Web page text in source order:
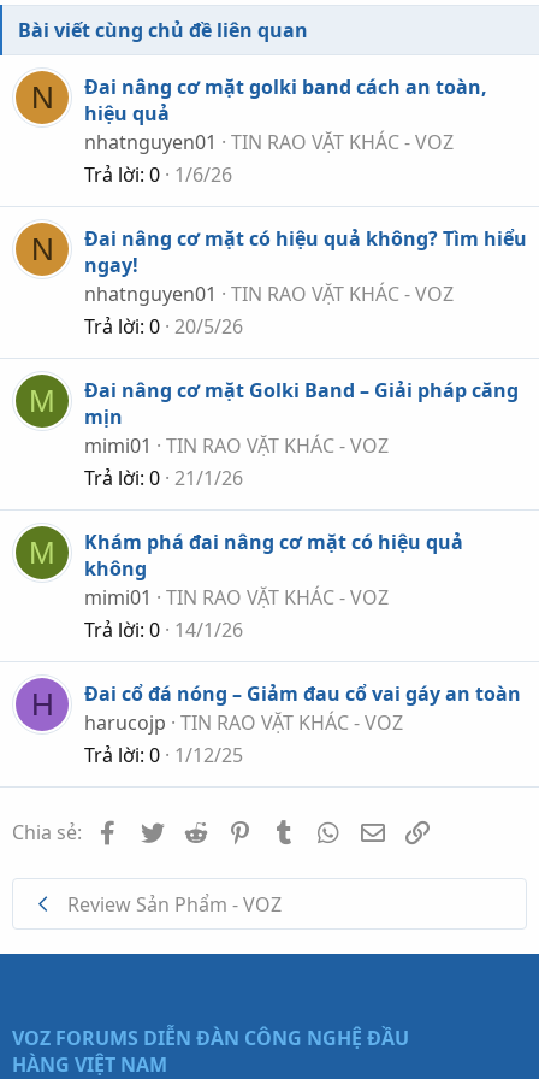
Bài viết cùng chủ đề liên quan
N
Đai nâng cơ mặt golki band cách an toàn,
hiệu quả
nhatnguyen01
TIN RAO VẶT KHÁC - VOZ
Trả lời 0 1/6/26
N
Đai nâng cơ mặt có hiệu quả không? Tìm hiểu
ngay!
nhatnguyen01
TIN RAO VẶT KHÁC - VOZ
Trả lời 0 20/5/26
M
Đai nâng cơ mặt Golki Band – Giải pháp căng
mịn
mimi01
TIN RAO VẶT KHÁC - VOZ
Trả lời 0 21/1/26
M
Khám phá đai nâng cơ mặt có hiệu quả
không
mimi01
TIN RAO VẶT KHÁC - VOZ
Trả lời 0 14/1/26
H
Đai cổ đá nóng – Giảm đau cổ vai gáy an toàn
harucojp TIN RAO VẶT KHÁC - VOZ
Trả lời 0 1/12/25
Chia sẻ: Facebook
TwitterReddit PinterestTumblrWhatsApp
Email
Review Sản Phẩm - VOZ
VOZ FORUMS DIỄN ĐÀN CÔNG NGHỆ ĐẦU
HÀNG VIỆT NAM